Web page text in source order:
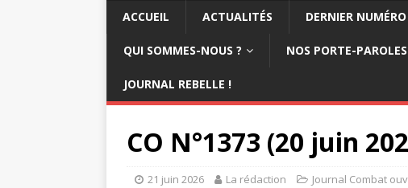
ACCUEIL ACTUALITÉS DERNIER NUMÉRO
QUI SOMMES-NOUS ? NOS PORTE-PAROLES
JOURNAL REBELLE !
CO N°1373 (20 juin
21 juin 2026 La rédaction Journal Combat